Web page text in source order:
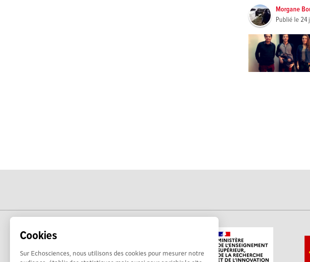
Cookies
Sur Echosciences, nous utilisons des cookies pour mesurer notre
Morgane
Publié le24